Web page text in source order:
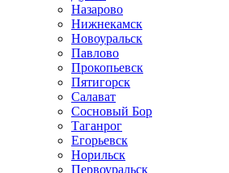
Назарово
Нижнекамск
Новоуральск
Павлово
Прокопьевск
Пятигорск
Салават
Сосновый Бор
Таганрог
Егорьевск
Норильск
Первоуральск